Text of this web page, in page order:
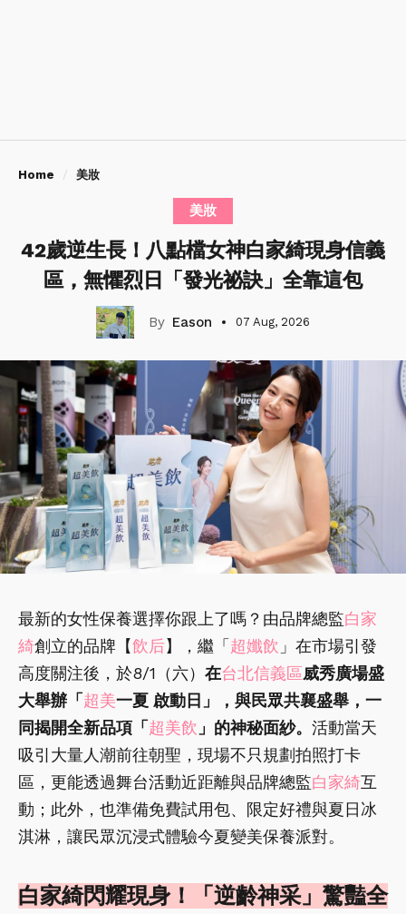
Home 美妝
美妝
42歲逆生長！八點檔女神白家綺現身信義
區，無懼烈日「發光祕訣」全靠這包
Eason 07 Aug, 2026
最新的女性保養選擇你跟上了嗎？由品牌總監白家
綺創立的品牌【飲后】，繼「超孅飲 」在市場引發
高度關注後，於8/1（六） 在台北信義區威秀廣場盛
大舉辦「超美一夏 啟動日」，與民眾共襄盛舉，一
同揭開全新品項「超美飲 」的神秘面紗。 活動當天
吸引大量人潮前往朝聖，現場不只規劃拍照打卡
區，更能透過舞台活動近距離與品牌總監白家綺互
動；此外，也準備免費試用包、限定好禮與夏日冰
淇淋，讓民眾沉浸式體驗今夏變美保養派對。
白家綺閃耀現身！「逆齡神采」驚豔全